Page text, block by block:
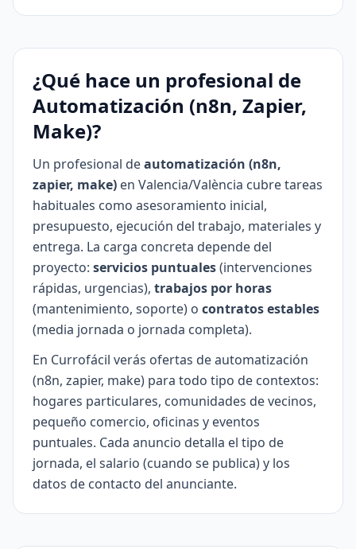
¿Qué hace un profesional de
Automatización (n8n, Zapier,
Make)?
Un profesional deautomatización (n8n,
zapier, make) en Valencia/València cubre tareas
habituales como asesoramiento inicial,
presupuesto, ejecución del trabajo, materiales y
entrega. La carga concreta depende del
proyecto: servicios puntuales(intervenciones
rápidas, urgencias), trabajos por horas
(mantenimiento, soporte) o contratos estables
(media jornada o jornada completa).
En Currofácil verás ofertas de automatización
(n8n, zapier, make) para todo tipo de contextos:
hogares particulares, comunidades de vecinos,
pequeño comercio, oficinas y eventos
puntuales. Cada anuncio detalla el tipo de
jornada, el salario (cuando se publica) y los
datos de contacto del anunciante.